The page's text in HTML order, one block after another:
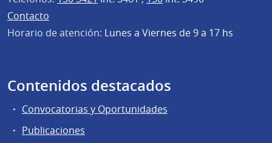
Contacto
Horario de atención: Lunes a Viernes de 9 a 17 hs
Contenidos destacados
Convocatorias y Oportunidades
Publicaciones